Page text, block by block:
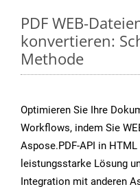
PDF WEB-
konvertieren:
Methode
Optimieren Sie Ihre
Workflows, indem Sie
Aspose.PDF-API in
leistungsstarke Lösung
Integration mit anderen